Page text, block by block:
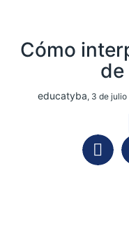
Cómo
de
educatyba, 3 de